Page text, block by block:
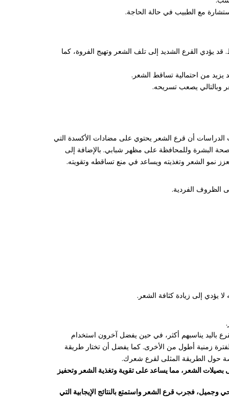
مع الطبيب في حالة الحاجة.
يؤدي القرع الشديد إلى تلف الشعر وتهيج الفروة، كما
من احتمالية تساقط الشعر.
وبالتالي يصعب تسريحه.
الدراسات أن قرع الشعر يحتوي على مضادات الأكسدة التي
البشرة وللمحافظة على مظهر شبابي. بالإضافة إلى
نمو الشعر وتغذيته ويساعد في منع تساقطه وتقويته.
الظروف الفردية.
يؤدي إلى زيادة كثافة الشعر.
باليد يناسبهم أكثر، في حين يفضل آخرون استخدام
زمنية أطول من الأخرى. كما يفضل أن تختار طريقة
حول الطريقة المثلى لقرع شعرك.
الشعر، مما يساعد على تقوية وتغذية الشعر وتحفيز
فجرب قرع الشعر واستمتع بالنتائج الإيجابية التي